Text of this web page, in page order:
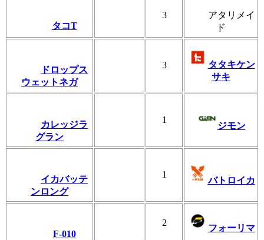
タコT
3
アタリメイ
ド
ドロップス
ウェットネガ
3
タタキケン
サキ
カレッジラ
グラン
1
ジモン
イカバッテ
ンロング
1
バトロイカ
F-010
2
フォーリマ